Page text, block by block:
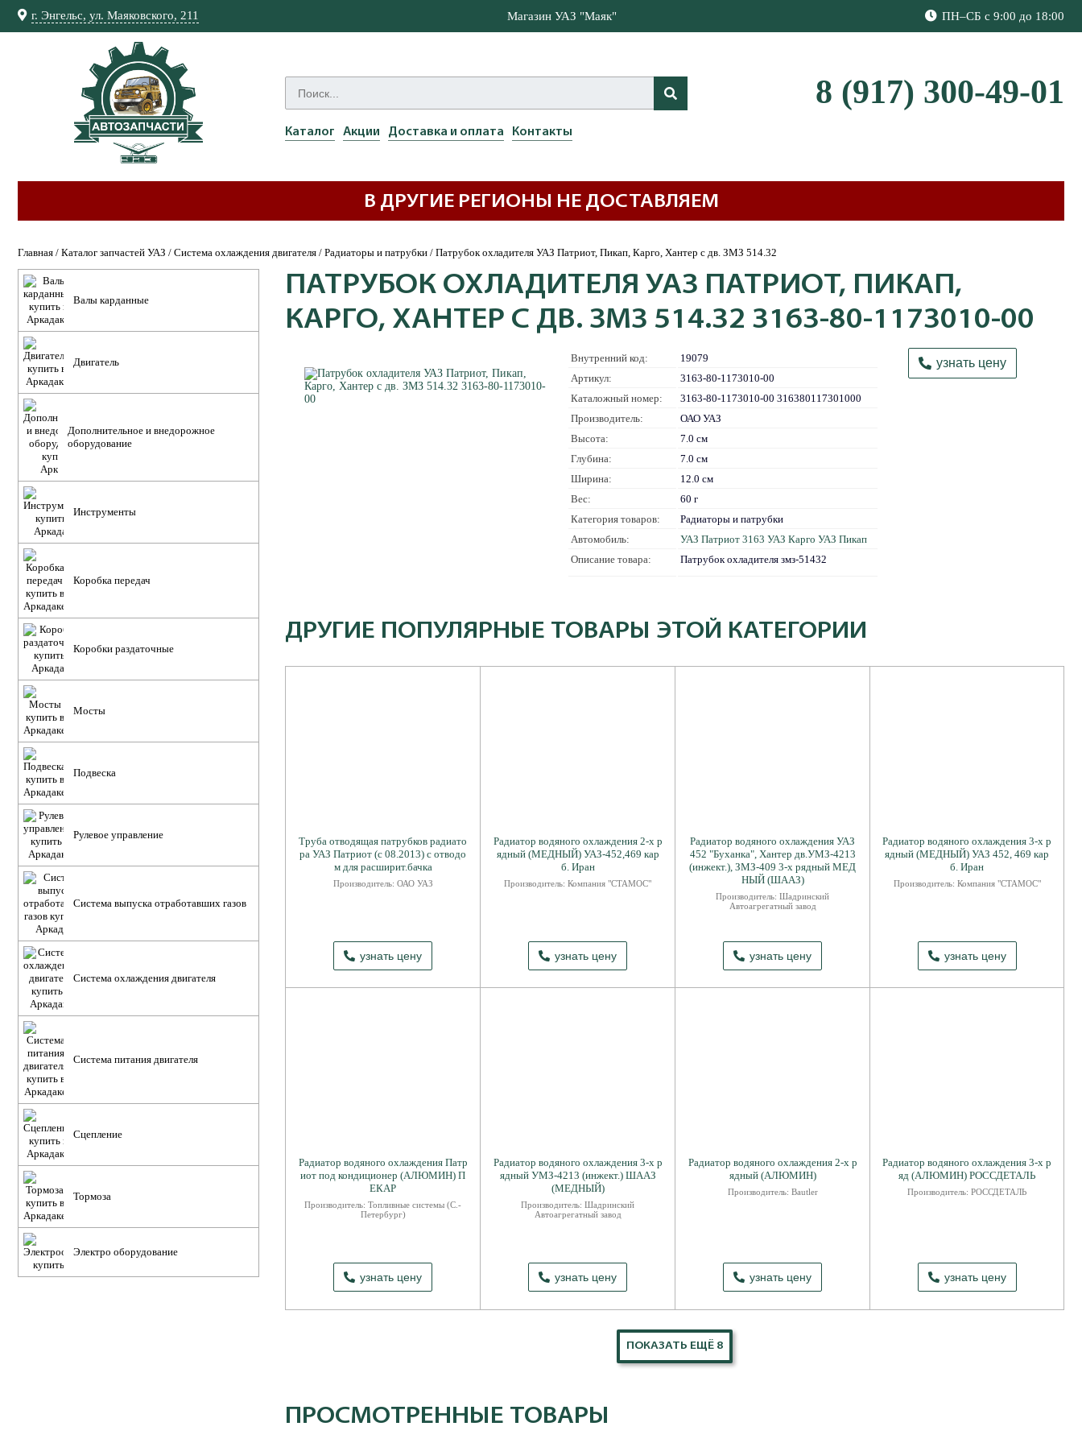
г. Энгельс, ул. Маяковского, 211 Магазин УАЗ "Маяк" ПН–СБ с 9:00 до 18:00
8 (917) 300-49-01
Каталог Акции Доставка и оплата Контакты
В ДРУГИЕ РЕГИОНЫ НЕ ДОСТАВЛЯЕМ
Главная / Каталог запчастей УАЗ / Система охлаждения двигателя / Радиаторы и патрубки / Патрубок охладителя УАЗ Патриот, Пикап, Карго, Хантер с дв. ЗМЗ 514.32
Валы карданные
Двигатель
Дополнительное и внедорожное
оборудование
Инструменты
Коробка передач
Коробки раздаточные
Мосты
Подвеска
Рулевое управление
Система выпуска отработавших газов
Система охлаждения двигателя
Система питания двигателя
Сцепление
Тормоза
Электро оборудование
ПАТРУБОК ОХЛАДИТЕЛЯ УАЗ ПАТРИОТ, ПИКАП,
КАРГО, ХАНТЕР С ДВ. ЗМЗ 514.32 3163-80-1173010-00
Внутренний код:
19079
Артикул:
3163-80-1173010-00
Каталожный номер:
3163-80-1173010-00 316380117301000
Производитель:
ОАО УАЗ
Высота:
7.0 см
Глубина:
7.0 см
Ширина:
12.0 см
Вес:
60 г
Категория товаров:
Радиаторы и патрубки
Автомобиль:
УАЗ Патриот 3163 УАЗ Карго УАЗ Пикап
Описание товара:
Патрубок охладителя змз-51432
узнать цену
ДРУГИЕ ПОПУЛЯРНЫЕ ТОВАРЫ ЭТОЙ КАТЕГОРИИ
Труба отводящая патрубков радиато
ра УАЗ Патриот (с 08.2013) с отводо
м для расширит.бачка
Производитель: ОАО УАЗ
узнать цену
Радиатор водяного охлаждения 2-х р
ядный (МЕДНЫЙ) УАЗ-452,469 кар
б. Иран
Производитель: Компания "СТАМОС"
узнать цену
Радиатор водяного охлаждения УАЗ
452 "Буханка", Хантер дв.УМЗ-4213
(инжект.), ЗМЗ-409 3-х рядный МЕД
НЫЙ (ШААЗ)
Производитель: Шадринский
Автоагрегатный завод
узнать цену
Радиатор водяного охлаждения 3-х р
ядный (МЕДНЫЙ) УАЗ 452, 469 кар
б. Иран
Производитель: Компания "СТАМОС"
узнать цену
Радиатор водяного охлаждения Патр
иот под кондиционер (АЛЮМИН) П
ЕКАР
Производитель: Топливные системы (С.-
Петербург)
узнать цену
Радиатор водяного охлаждения 3-х р
ядный УМЗ-4213 (инжект.) ШААЗ
(МЕДНЫЙ)
Производитель: Шадринский
Автоагрегатный завод
узнать цену
Радиатор водяного охлаждения 2-х р
ядный (АЛЮМИН)
Производитель: Bautler
узнать цену
Радиатор водяного охлаждения 3-х р
яд (АЛЮМИН) РОССДЕТАЛЬ
Производитель: РОССДЕТАЛЬ
узнать цену
ПОКАЗАТЬ ЕЩЁ 8
ПРОСМОТРЕННЫЕ ТОВАРЫ